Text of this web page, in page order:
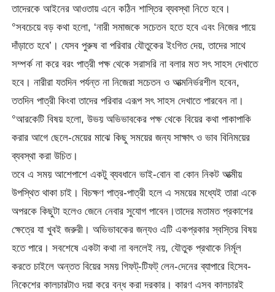
তাদেরকে আইনের আওতায় এনে কঠিন শাস্তির ব্যবস্থা নিতে হবে।
°সবচেয়ে বড় কথা হলো, ‘নারী সমাজকে সচেতন হতে হবে এবং নিজের পায়ে
দাঁড়াতে হবে’। যেসব পুরুষ বা পরিবার যৌতুকের ইংগিত দেয়, তাদের সাথে
সম্পর্ক না করে বরং পাত্রী পক্ষ থেকে সরাসরি না বলার মত সৎ সাহস দেখাতে
হবে। নারীরা যতদিন পর্যন্ত না নিজেরা সচেতন ও আত্মনির্ভরশীল হবেন,
ততদিন পাত্রী কিংবা তাদের পরিবার এরূপ সৎ সাহস দেখাতে পারবেন না।
°আরকেটি বিষয় হলো, উভয় অভিভাবকের পক্ষ থেকে বিয়ের কথা পাকাপাকি
করার আগে ছেলে-মেয়ের মাঝে কিছু সময়ের জন্য সাক্ষাৎ ও ভাব বিনিময়ের
ব্যবস্থা করা উচিত।
তবে এ সময় আশেপাশে একটু ব্যবধানে ভাই-বোন বা কোন নিকট আত্মীয়
উপস্থিত থাকা চাই। বিচক্ষণ পাত্র-পাত্রী হলে এ সময়ের মধ্যেই তারা একে
অপরকে কিছুটা হলেও জেনে নেবার সুযোগ পাবেন।তাদের মতামত প্রকাশের
ক্ষেত্রে যা খুবই জরুরী। অভিভাবকের জন্যও এটি একপ্রকার স্বস্তির বিষয়
হতে পারে। সবশেষে একটা কথা না বললেই নয়, যৌতুক প্রথাকে নির্মূল
করতে চাইলে অন্তত বিয়ের সময় গিফট্-টিফট্ লেন-দেনের ব্যাপারে হিসেব-
নিকেশের কালচারটাও দয়া করে বন্ধ করা দরকার। কারণ এসব কালচারই